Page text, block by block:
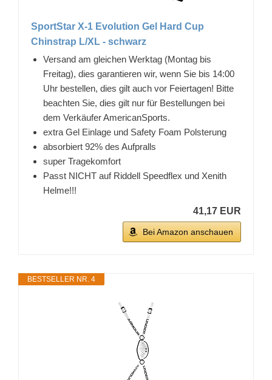
SportStar X-1 Evolution Gel Hard Cup
Chinstrap L/XL - schwarz
Versand am gleichen Werktag (Montag bis
Freitag), dies garantieren wir, wenn Sie bis 14:00
Uhr bestellen, dies gilt auch vor Feiertagen! Bitte
beachten Sie, dies gilt nur für Bestellungen bei
dem Verkäufer AmericanSports.
extra Gel Einlage und Safety Foam Polsterung
absorbiert 92% des Aufpralls
super Tragekomfort
Passt NICHT auf Riddell Speedflex und Xenith
Helme!!!
41,17 EUR
Bei Amazon anschauen
BESTSELLER NR. 4